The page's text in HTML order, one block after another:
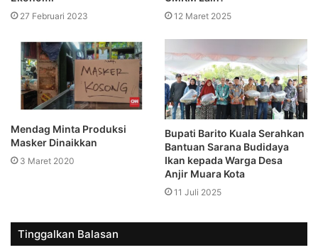
27 Februari 2023 12 Maret 2025
Mendag Minta Produksi
Masker Dinaikkan
3 Maret 2020
Bupati Barito Kuala Serahkan
Bantuan Sarana Budidaya
Ikan kepada Warga Desa
Anjir Muara Kota
11 Juli 2025
Tinggalkan Balasan